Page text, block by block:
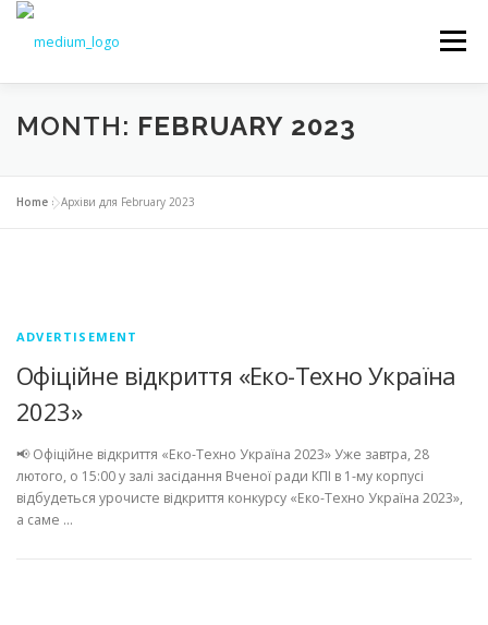
Меню
NEWS EDUCATION SCIENCE
INTRODUCTION
MONTH: FEBRUARY 2023
Home »Архіви для February 2023
ADVERTISEMENT
Офіційне відкриття «Еко-Техно Україна
2023»
📢 Офіційне відкриття «Еко-Техно Україна 2023» Уже завтра, 28
лютого, о 15:00 у залі засідання Вченої ради КПІ в 1-му корпусі
відбудеться урочисте відкриття конкурсу «Еко-Техно Україна 2023»,
а саме …